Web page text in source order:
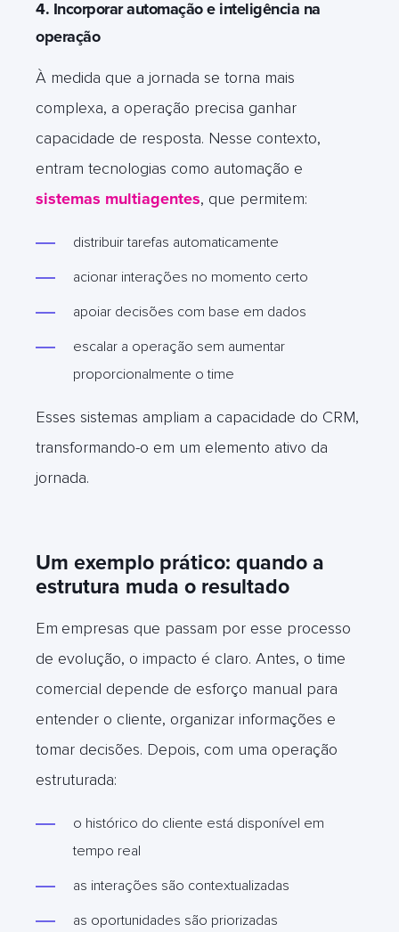
4. Incorporar automação e inteligência na
operação
À medida que a jornada se torna mais
complexa, a operação precisa ganhar
capacidade de resposta. Nesse contexto,
entram tecnologias como automação e
sistemas multiagentes, que permitem:
distribuir tarefas automaticamente
acionar interações no momento certo
apoiar decisões com base em dados
escalar a operação sem aumentar
proporcionalmente o time
Esses sistemas ampliam a capacidade do CRM,
transformando-o em um elemento ativo da
jornada.
Um exemplo prático: quando a
estrutura muda o resultado
Em empresas que passam por esse processo
de evolução, o impacto é claro. Antes, o time
comercial depende de esforço manual para
entender o cliente, organizar informações e
tomar decisões. Depois, com uma operação
estruturada:
o histórico do cliente está disponível em
tempo real
as interações são contextualizadas
as oportunidades são priorizadas